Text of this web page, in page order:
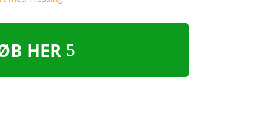
HER